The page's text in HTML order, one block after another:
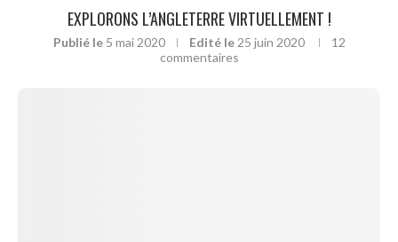
EXPLORONS L’ANGLETERRE VIRTUELLEMENT !
Publié le 5 mai 2020 Edité le 25 juin 2020
12
commentaires